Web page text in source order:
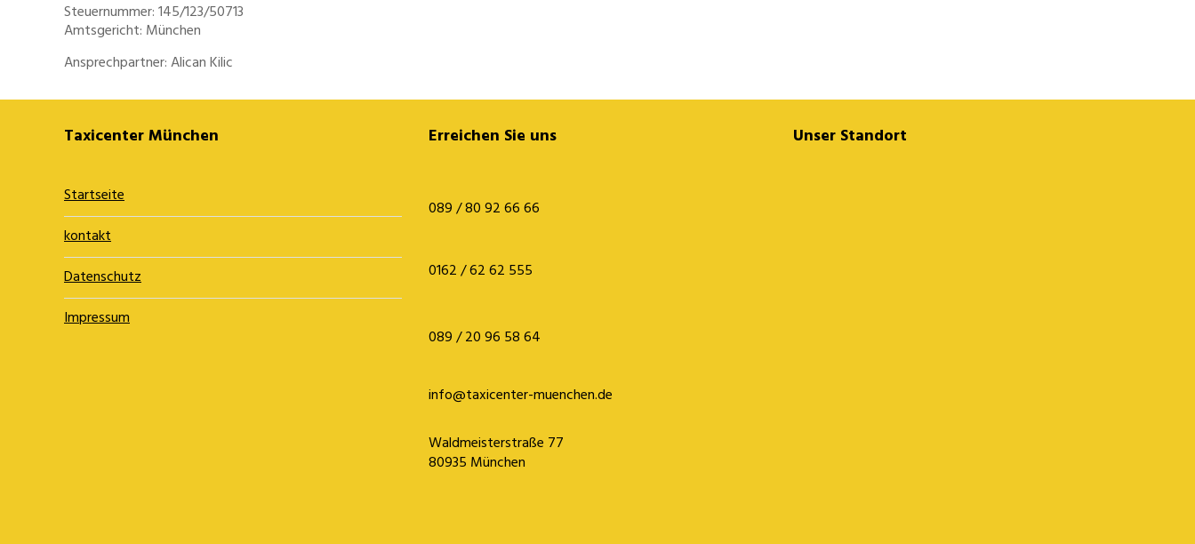
Steuernummer: 145/123/50713
Amtsgericht: München
Ansprechpartner: Alican Kilic
Taxicenter München
Startseite
kontakt
Datenschutz
Impressum
Erreichen Sie uns
089 / 80 92 66 66
0162 / 62 62 555
089 / 20 96 58 64
info@taxicenter-muenchen.de
Waldmeisterstraße 77
80935 München
Unser Standort